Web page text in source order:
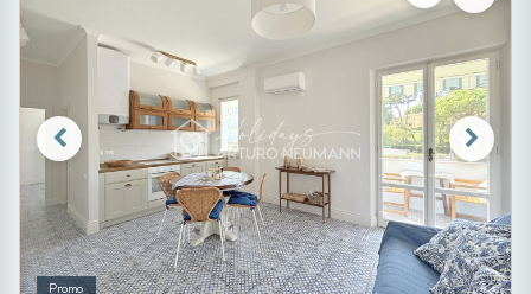
Promo